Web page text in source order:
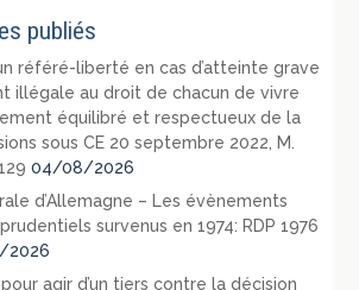
publiés
référé-liberté en cas d’atteinte grave
illégale au droit de chacun de vivre
équilibré et respectueux de la
sous CE 20 septembre 2022, M.
04/08/2026
d’Allemagne – Les évènements
survenus en 1974: RDP 1976
2026
agir d’un tiers contre la décision